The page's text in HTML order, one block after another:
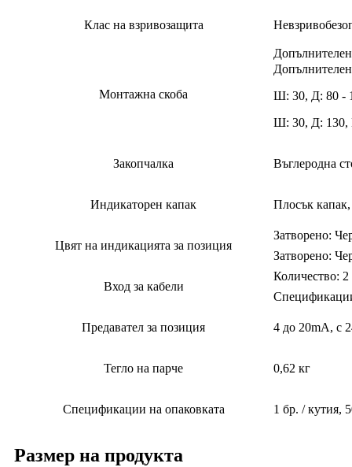
Клас на взривозащита
Монтажна скоба
Ш: 30, Д: 80 -
Ш: 30, Д: 130,
Закопчалка Въглеродна
Индикаторен капак Плосък
Цвят на индикацията за позиция
Затворено:
Затворено:
Вход за кабели
Количество: 2
Предавател за позиция 4 до 20mA, с
Тегло на парче 0,62 кг
Спецификации на опаковката 1 бр. / кутия,
Размер на продукта